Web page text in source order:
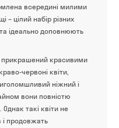
всередині милими
– цілий набір різних
ідеально доповнюють
прикрашений красивими
червоні квіти,
ніжний і
вони повністю
такі квіти не
і продовжать